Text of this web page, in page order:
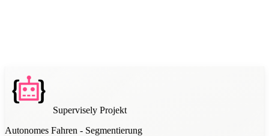
Supervisely Projekt
Autonomes Fahren - Segmentierung